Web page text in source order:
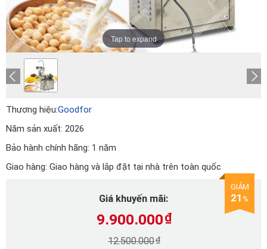
Tap to expand
Thương hiệu:Goodfor
Năm sản xuất: 2026
Bảo hành chính hãng: 1 năm
Giao hàng: Giao hàng và lắp đặt tại nhà trên toàn quốc
Giá khuyến mãi:
9.900.000₫
12.500.000₫
GIẢM
21 %